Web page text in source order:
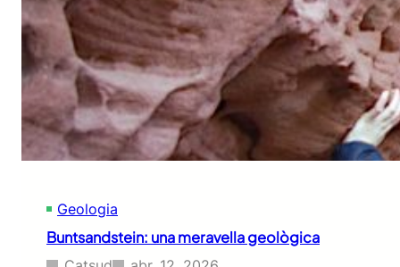
Geologia
Buntsandstein: una meravella geològica